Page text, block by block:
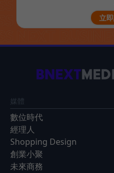
立
媒體
數位時代
經理人
Shopping Design
創業小聚
未來商務